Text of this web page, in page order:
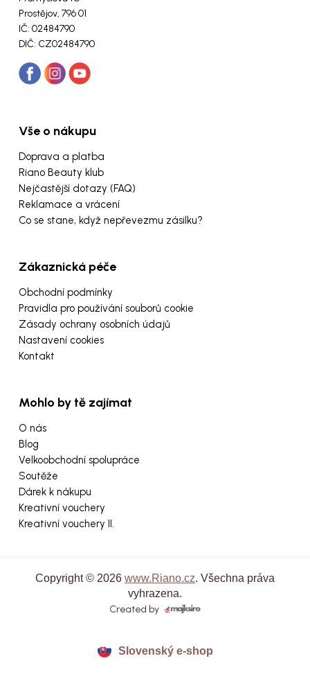
Prostějov, 796 01
IČ: 02484790
DIČ: CZ02484790
Vše o nákupu
Doprava a platba
Riano Beauty klub
Nejčastější dotazy (FAQ)
Reklamace a vrácení
Co se stane, když nepřevezmu zásilku?
Zákaznická péče
Obchodní podmínky
Pravidla pro používání souborů cookie
Zásady ochrany osobních údajů
Nastavení cookies
Kontakt
Mohlo by tě zajímat
O nás
Blog
Velkoobchodní spolupráce
Soutěže
Dárek k nákupu
Kreativní vouchery
Kreativní vouchery II.
Copyright © 2026 www.Riano.cz. Všechna práva
vyhrazena.
Created by
Slovenský e-shop